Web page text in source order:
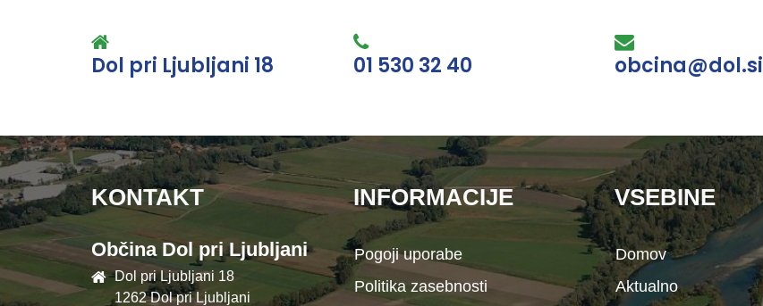
Dol pri Ljubljani 18 01 530 32 40 obcina@dol.si
KONTAKT
Občina Dol pri Ljubljani
Dol pri Ljubljani 18
1262 Dol pri Ljubljani
INFORMACIJE
Pogoji uporabe
Politika zasebnosti
VSEBINE
Domov
Aktualno